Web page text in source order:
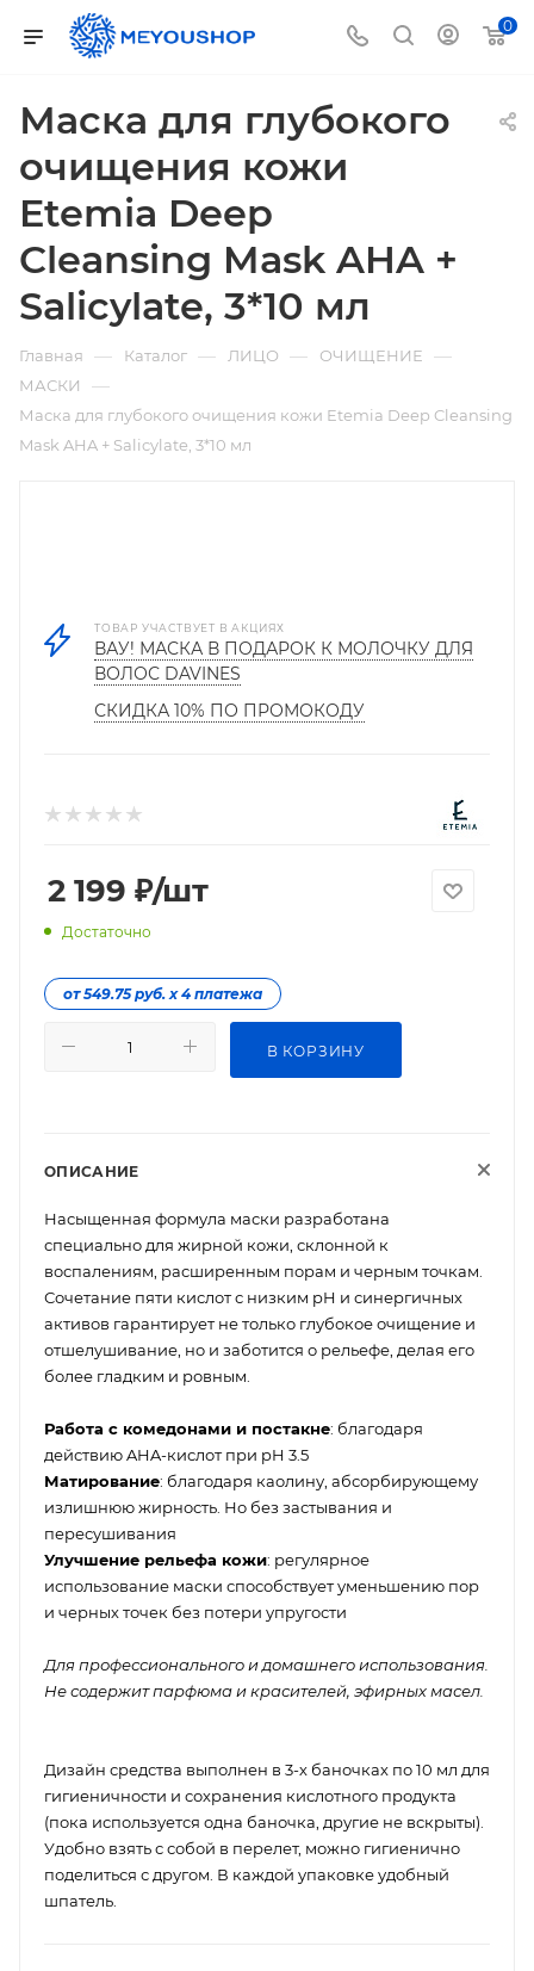
0
Маска для глубокого
очищения кожи
Etemia Deep
Cleansing Mask AHA +
Salicylate, 3*10 мл
Главная — Каталог — ЛИЦО — ОЧИЩЕНИЕ —
МАСКИ —
Маска для глубокого очищения кожи Etemia Deep Cleansing
Mask AHA + Salicylate, 3*10 мл
ТОВАР УЧАСТВУЕТ В АКЦИЯХ
ВАУ! МАСКА В ПОДАРОК К МОЛОЧКУ ДЛЯ
ВОЛОС DAVINES
СКИДКА 10% ПО ПРОМОКОДУ
2 199 ₽/шт
Достаточно
от 549.75 руб. х 4 платежа
В КОРЗИНУ
ОПИСАНИЕ
Насыщенная формула маски разработана
специально для жирной кожи, склонной к
воспалениям, расширенным порам и черным точкам.
Сочетание пяти кислот с низким pH и синергичных
активов гарантирует не только глубокое очищение и
отшелушивание, но и заботится о рельефе, делая его
более гладким и ровным.
Работа с комедонами и постакне: благодаря
действию AHA-кислот при pH 3.5
Матирование: благодаря каолину, абсорбирующему
излишнюю жирность. Но без застывания и
пересушивания
Улучшение рельефа кожи: регулярное
использование маски способствует уменьшению пор
и черных точек без потери упругости
Для профессионального и домашнего использования.
Не содержит парфюма и красителей, эфирных масел.
Дизайн средства выполнен в 3-х баночках по 10 мл для
гигиеничности и сохранения кислотного продукта
(пока используется одна баночка, другие не вскрыты).
Удобно взять с собой в перелет, можно гигиенично
поделиться с другом. В каждой упаковке удобный
шпатель.